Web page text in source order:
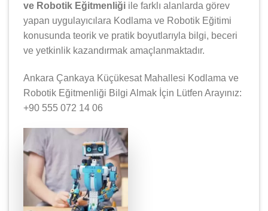
ve Robotik Eğitmenliği ile farklı alanlarda görev
yapan uygulayıcılara Kodlama ve Robotik Eğitimi
konusunda teorik ve pratik boyutlarıyla bilgi, beceri
ve yetkinlik kazandırmak amaçlanmaktadır.
Ankara Çankaya Küçükesat Mahallesi Kodlama ve
Robotik Eğitmenliği Bilgi Almak İçin Lütfen Arayınız:
+90 555 072 14 06